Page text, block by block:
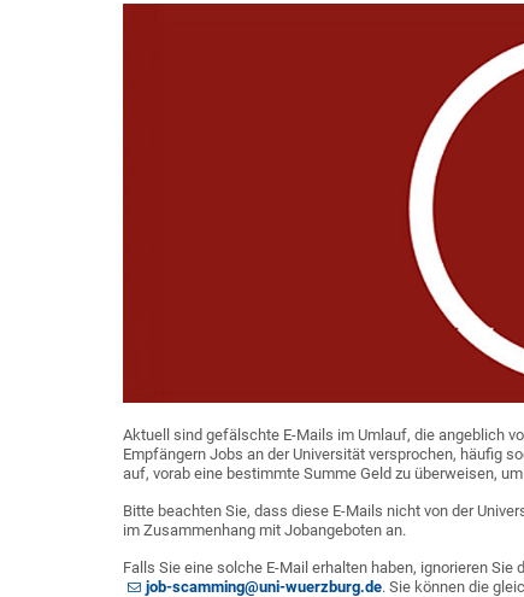
Aktuell sind gefälschte E-Mails im Umlauf, die angeblich
Empfängern Jobs an der Universität versprochen, häufig
auf, vorab eine bestimmte Summe Geld zu überweisen,
Bitte beachten Sie, dass diese E-Mails nicht von der
im Zusammenhang mit Jobangeboten an.
Falls Sie eine solche E-Mail erhalten haben, ignorieren
job-scamming@uni-wuerzburg.de. Sie können die